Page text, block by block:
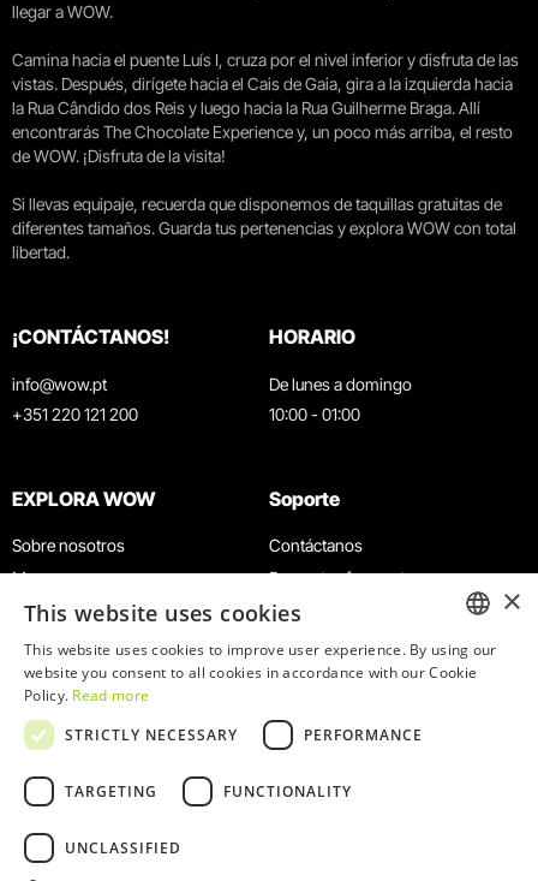
llegar a WOW.
Camina hacia el puente Luís I, cruza por el nivel inferior y disfruta de las
vistas. Después, dirígete hacia el Cais de Gaia, gira a la izquierda hacia
la Rua Cândido dos Reis y luego hacia la Rua Guilherme Braga. Allí
encontrarás The Chocolate Experience y, un poco más arriba, el resto
de WOW. ¡Disfruta de la visita!
Si llevas equipaje, recuerda que disponemos de taquillas gratuitas de
diferentes tamaños. Guarda tus pertenencias y explora WOW con total
libertad.
¡CONTÁCTANOS!
info@wow.pt
+351 220 121 200
HORARIO
De lunes a domingo
10:00 - 01:00
EXPLORA WOW
Sobre nosotros
Museos
Agenda
Noticias
Restaurantes
Tarjeta WOW
Grupos y eventos
Servicio educativo
Soporte
Contáctanos
Preguntas frecuentes
Términos y condiciones
Política de privacidad y cookies
Trabaja con nosotros
Libro de reclamaciones
ENGLISH
×
This website uses cookies
This website uses cookies to improve user experience. By using our
website you consent to all cookies in accordance with our Cookie
Policy. Read more
STRICTLY NECESSARY
PERFORMANCE
TARGETING FUNCTIONALITY
UNCLASSIFIED